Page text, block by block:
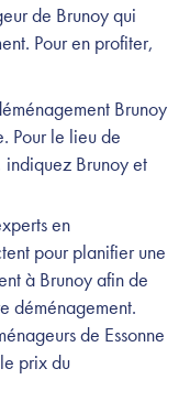
de Brunoy qui
Pour en profiter,
Brunoy
Pour le lieu de
Brunoy et
en
pour planifier une
à Brunoy afin de
déménagement.
de Essonne
prix du